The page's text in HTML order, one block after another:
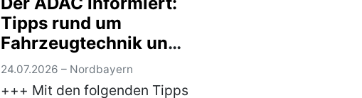
Weg für die Beratungen im
Bayerischen Landtag nach
der Sommerpause
freigemacht. "Der B…
Tipps rund um
Fahrzeugtechnik und
Autoreise
24.07.2026 – Nordbayern
+++ Mit den folgenden Tipps